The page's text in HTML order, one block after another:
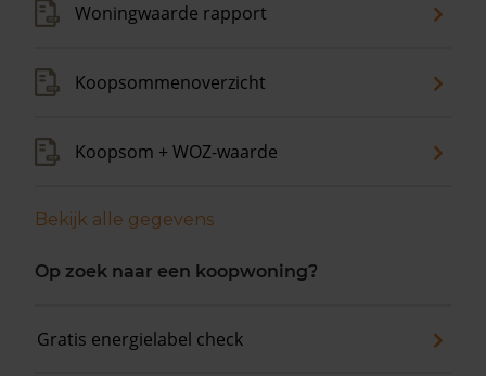
Woningwaarde rapport
Koopsommenoverzicht
Koopsom + WOZ-waarde
Bekijk alle gegevens
Op zoek naar een koopwoning?
Gratis energielabel check